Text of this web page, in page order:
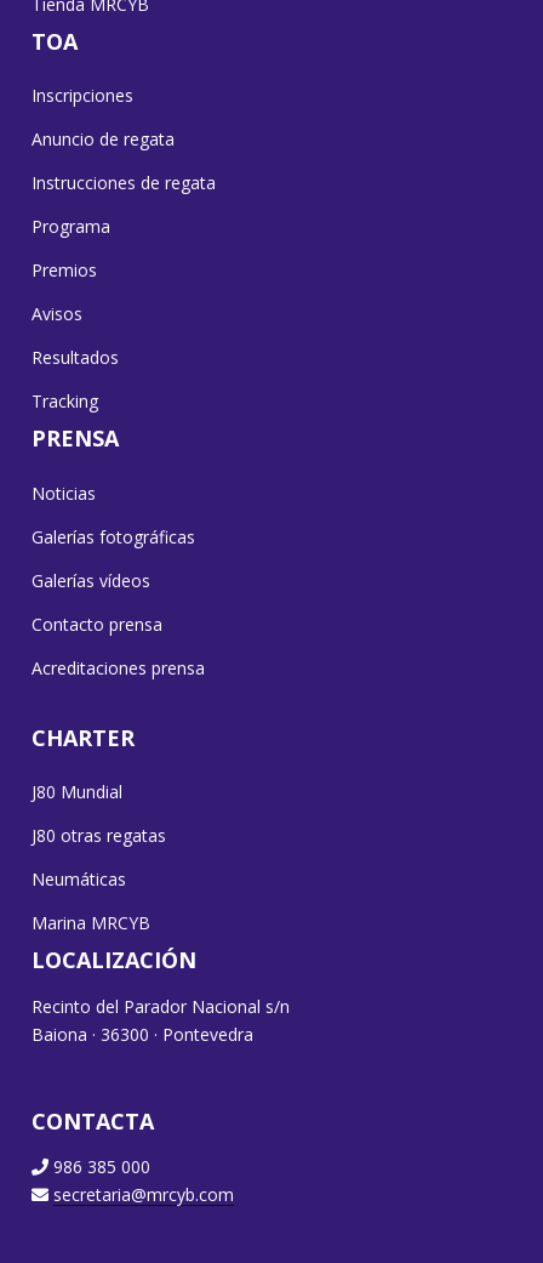
TOA
Inscripciones
Anuncio de regata
Instrucciones de regata
Programa
Premios
Avisos
Resultados
Tracking
PRENSA
Noticias
Galerías fotográficas
Galerías vídeos
Contacto prensa
Acreditaciones prensa
CHARTER
J80 Mundial
J80 otras regatas
Neumáticas
Marina MRCYB
LOCALIZACIÓN
Recinto del Parador Nacional s/n
Baiona · 36300 · Pontevedra
CONTACTA
986 385 000
secretaria@mrcyb.com